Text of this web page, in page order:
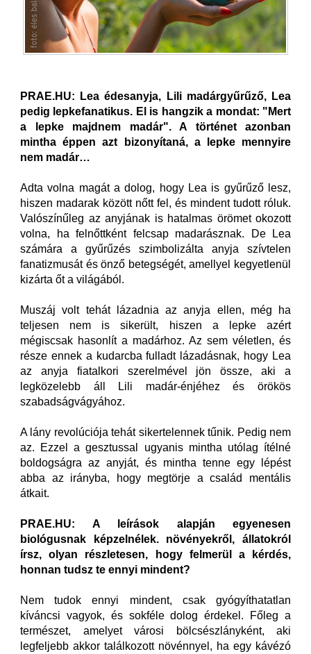
PRAE.HU: Lea édesanyja, Lili madárgyűrűző, Lea
pedig lepkefanatikus. El is hangzik a mondat: "Mert
a lepke majdnem madár". A történet azonban
mintha éppen azt bizonyítaná, a lepke mennyire
nem madár…
Adta volna magát a dolog, hogy Lea is gyűrűző lesz,
hiszen madarak között nőtt fel, és mindent tudott róluk.
Valószínűleg az anyjának is hatalmas örömet okozott
volna, ha felnőttként felcsap madarásznak. De Lea
számára a gyűrűzés szimbolizálta anyja szívtelen
fanatizmusát és önző betegségét, amellyel kegyetlenül
kizárta őt a világából.
Muszáj volt tehát lázadnia az anyja ellen, még ha
teljesen nem is sikerült, hiszen a lepke azért
mégiscsak hasonlít a madárhoz. Az sem véletlen, és
része ennek a kudarcba fulladt lázadásnak, hogy Lea
az anyja fiatalkori szerelmével jön össze, aki a
legközelebb áll Lili madár-énjéhez és örökös
szabadságvágyához.
A lány revolúciója tehát sikertelennek tűnik. Pedig nem
az. Ezzel a gesztussal ugyanis mintha utólag ítélné
boldogságra az anyját, és mintha tenne egy lépést
abba az irányba, hogy megtörje a család mentális
átkait.
PRAE.HU: A leírások alapján egyenesen
biológusnak képzelnélek. növényekről, állatokról
írsz, olyan részletesen, hogy felmerül a kérdés,
honnan tudsz te ennyi mindent?
Nem tudok ennyi mindent, csak gyógyíthatatlan
kíváncsi vagyok, és sokféle dolog érdekel. Főleg a
természet, amelyet városi bölcsészlányként, aki
legfeljebb akkor találkozott növénnyel, ha egy kávézó